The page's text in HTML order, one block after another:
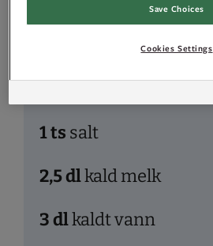
havregryn
Idun Fersk Gjær
1ts salt
2,5dlkald melk
3dlkaldt vann
Save Choices
Cookies Settings